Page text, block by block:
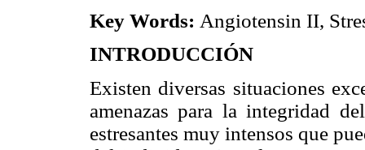
Key Words: Angiotensin II,
INTRODUCCIÓN
Existen diversas situaciones
amenazas para la integridad
estresantes muy intensos que